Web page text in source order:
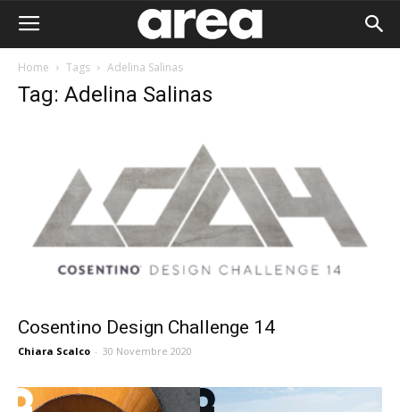
Home Tags Adelina Salinas
Tag: Adelina Salinas
Cosentino Design Challenge 14
Chiara Scalco - 30 Novembre 2020